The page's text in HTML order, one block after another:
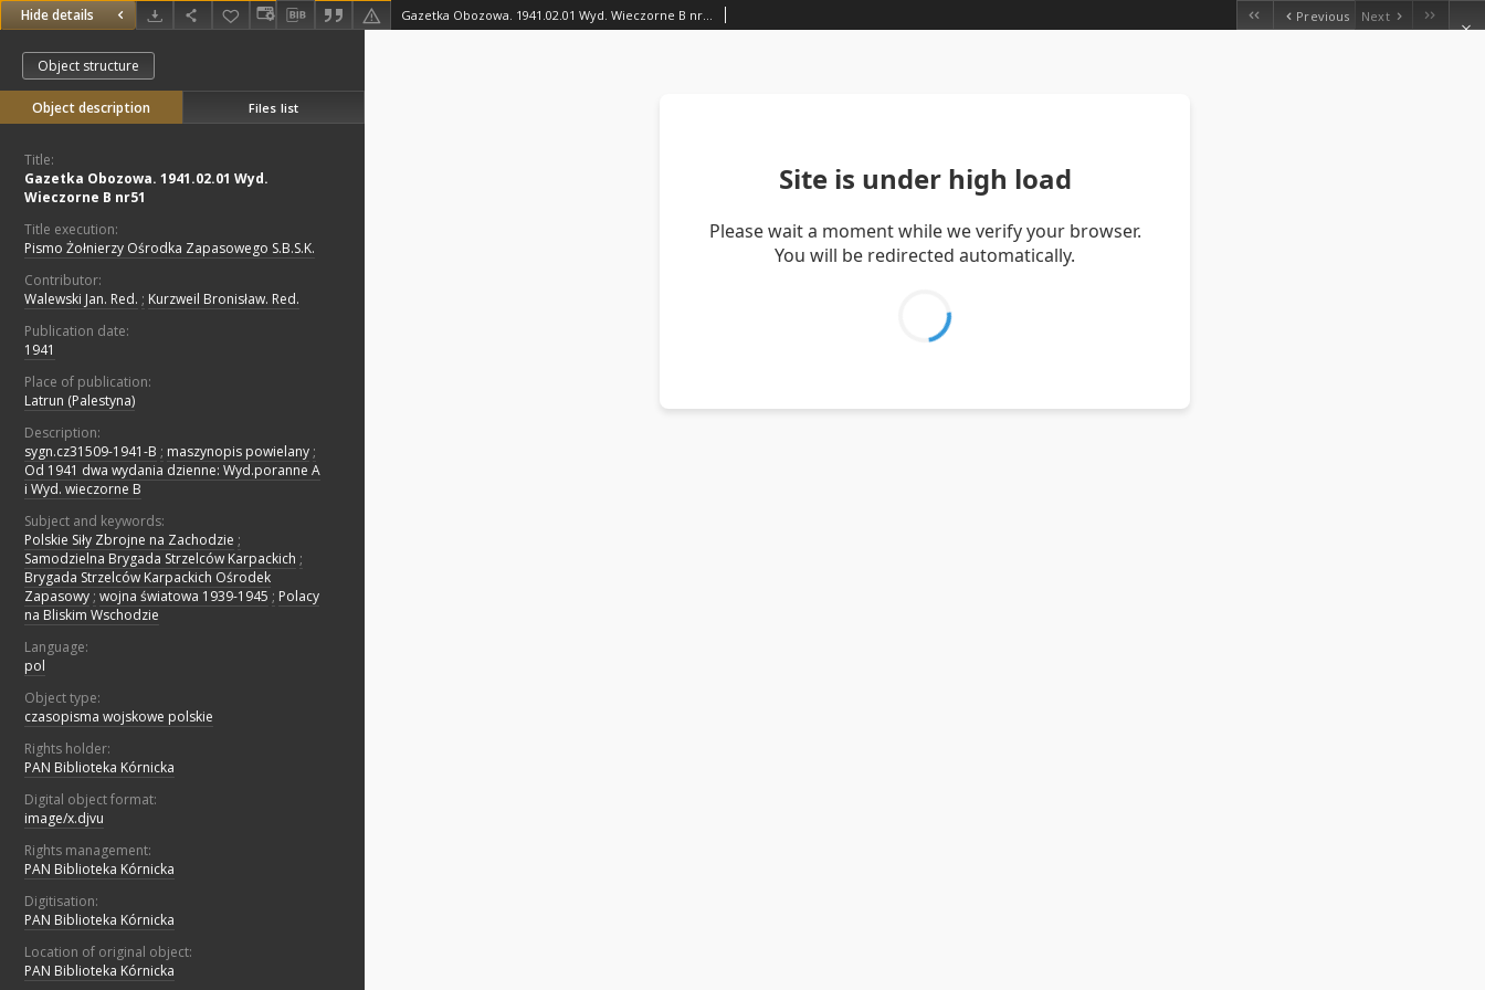
Hide details Gazetka Obozowa. 1941.02.01 Wyd. Wieczorne B nr51 Previous Next
Object structure
Object description Files list
Title:
Gazetka Obozowa. 1941.02.01 Wyd.
Wieczorne B nr51
Title execution:
Pismo Żołnierzy Ośrodka Zapasowego S.B.S.K.
Contributor:
Walewski Jan. Red. ; Kurzweil Bronisław. Red.
Publication date:
1941
Place of publication:
Latrun (Palestyna)
Description:
sygn.cz31509-1941-B ; maszynopis powielany ;
Od 1941 dwa wydania dzienne: Wyd.poranne A
i Wyd. wieczorne B
Subject and keywords:
Polskie Siły Zbrojne na Zachodzie ;
Samodzielna Brygada Strzelców Karpackich ;
Brygada Strzelców Karpackich Ośrodek
Zapasowy ; wojna światowa 1939-1945 ; Polacy
na Bliskim Wschodzie
Language:
pol
Object type:
czasopisma wojskowe polskie
Rights holder:
PAN Biblioteka Kórnicka
Digital object format:
image/x.djvu
Rights management:
PAN Biblioteka Kórnicka
Digitisation:
PAN Biblioteka Kórnicka
Location of original object:
PAN Biblioteka Kórnicka